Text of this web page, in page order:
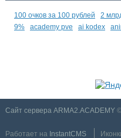
100 очков за 100 рублей 2
9%
academy pve ai kodex
Сайт сервера ARMA2.ACADEMY©
Работает на InstantCMS